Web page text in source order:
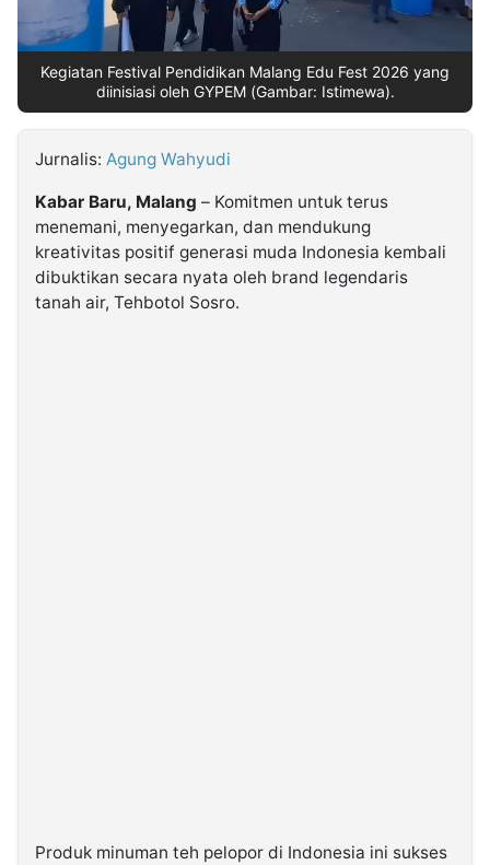
Kabarbaru.co
2026
Kegiatan Festival Pendidikan Malang Edu Fest 2026 yang
diinisiasi oleh GYPEM (Gambar: Istimewa).
Jurnalis: Agung Wahyudi
Kabar Baru, Malang – Komitmen untuk terus
menemani, menyegarkan, dan mendukung
kreativitas positif generasi muda Indonesia kembali
dibuktikan secara nyata oleh brand legendaris
tanah air, Tehbotol Sosro.
Produk minuman teh pelopor di Indonesia ini sukses